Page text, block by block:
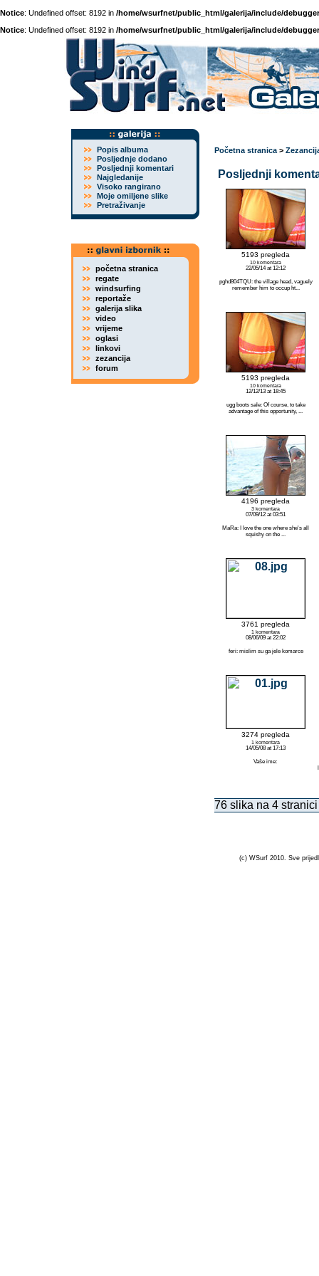
Notice: Undefined offset: 8192 in /home/wsurfnet/public_html/galerija/include/
Notice: Undefined offset: 8192 in /home/wsurfnet/public_html/galerija/include/
Popis albuma
Posljednje dodano
Posljednji komentari
Najgledanije
Visoko rangirano
Moje omiljene slike
Pretraživanje
početna stranica
regate
windsurfing
reportaže
galerija slika
video
vrijeme
oglasi
linkovi
zezancija
forum
Početna stranica >
Posljednji
5193 pregleda
10 komentara
22/05/14 at 12:12
pghd804TQU: the village head, vaguely
remember him to occup ht...
5193 pregleda
10 komentara
12/12/13 at 18:45
ugg boots sale: Of course, to take
advantage of this opportunity, ...
4196 pregleda
3 komentara
07/09/12 at 03:51
MaRa: I love the one where she's all
squishy on the ...
3761 pregleda
1 komentara
08/06/09 at 22:02
feri: mislim su ga jele komarce
3274 pregleda
1 komentara
14/05/08 at 17:13
Vaše ime:
76 slika na 4 stranici
(c) WSurf 2010. Sve